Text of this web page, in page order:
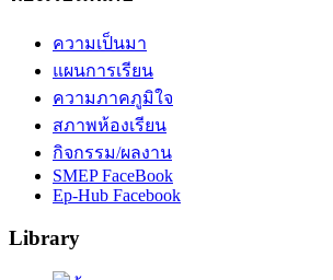
ความเป็นมา
แผนการเรียน
ความภาคภูมิใจ
สภาพห้องเรียน
กิจกรรม/ผลงาน
SMEP FaceBook
Ep-Hub Facebook
Library